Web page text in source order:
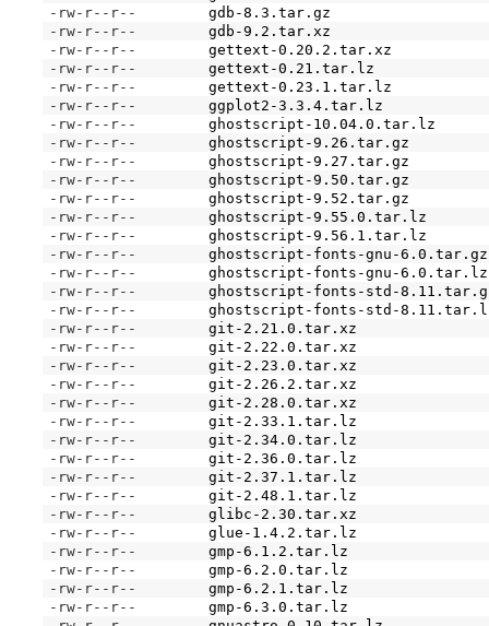
-rw-r--r--
gdb-8.3.tar.gz
-rw-r--r--
gdb-9.2.tar.xz
-rw-r--r--
gettext-0.20.2.tar.xz
-rw-r--r--
gettext-0.21.tar.lz
-rw-r--r--
gettext-0.23.1.tar.lz
-rw-r--r--
ggplot2-3.3.4.tar.lz
-rw-r--r--
ghostscript-10.04.0.tar.lz
-rw-r--r--
ghostscript-9.26.tar.gz
-rw-r--r--
ghostscript-9.27.tar.gz
-rw-r--r--
ghostscript-9.50.tar.gz
-rw-r--r--
ghostscript-9.52.tar.gz
-rw-r--r--
ghostscript-9.55.0.tar.lz
-rw-r--r--
ghostscript-9.56.1.tar.lz
-rw-r--r--
ghostscript-fonts-gnu-6.0.tar.gz
-rw-r--r--
ghostscript-fonts-gnu-6.0.tar.lz
-rw-r--r--
ghostscript-fonts-std-
-rw-r--r--
ghostscript-fonts-std-
-rw-r--r--
git-2.21.0.tar.xz
-rw-r--r--
git-2.22.0.tar.xz
-rw-r--r--
git-2.23.0.tar.xz
-rw-r--r--
git-2.26.2.tar.xz
-rw-r--r--
git-2.28.0.tar.xz
-rw-r--r--
git-2.33.1.tar.lz
-rw-r--r--
git-2.34.0.tar.lz
-rw-r--r--
git-2.36.0.tar.lz
-rw-r--r--
git-2.37.1.tar.lz
-rw-r--r--
git-2.48.1.tar.lz
-rw-r--r--
glibc-2.30.tar.xz
-rw-r--r--
glue-1.4.2.tar.lz
-rw-r--r--
gmp-6.1.2.tar.lz
-rw-r--r--
gmp-6.2.0.tar.lz
-rw-r--r--
gmp-6.2.1.tar.lz
-rw-r--r--
gmp-6.3.0.tar.lz